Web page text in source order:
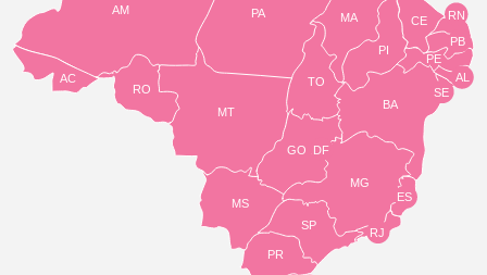
TO
BA
SE
PE
AL
RN
CE
PI
MA
PA
AM
AC
RO
MT
MS
GO
PR
SP
MG
RJ
ES
DF
PB